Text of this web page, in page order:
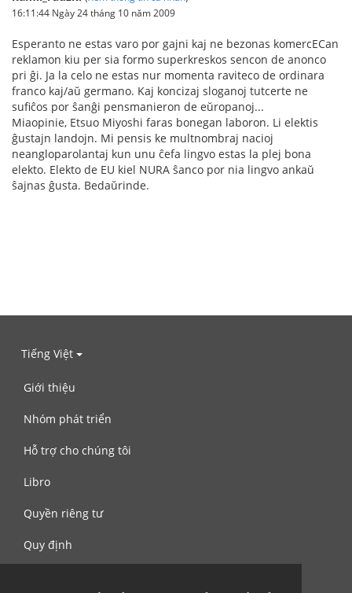
16:11:44 Ngày 24 tháng 10 năm 2009
Esperanto ne estas varo por gajni kaj ne bezonas komercECan
reklamon kiu per sia formo superkreskos sencon de anonco
pri ĝi. Ja la celo ne estas nur momenta raviteco de ordinara
franco kaj/aŭ germano. Kaj koncizaj sloganoj tutcerte ne
sufiĉos por ŝanĝi pensmanieron de eŭropanoj...
Miaopinie, Etsuo Miyoshi faras bonegan laboron. Li elektis
ĝustajn landojn. Mi pensis ke multnombraj nacioj
neangloparolantaj kun unu ĉefa lingvo estas la plej bona
elekto. Elekto de EU kiel NURA ŝanco por nia lingvo ankaŭ
ŝajnas ĝusta. Bedaŭrinde.
Tiếng Việt
Giới thiệu
Nhóm phát triển
Hỗ trợ cho chúng tôi
Libro
Quyền riêng tư
Quy định